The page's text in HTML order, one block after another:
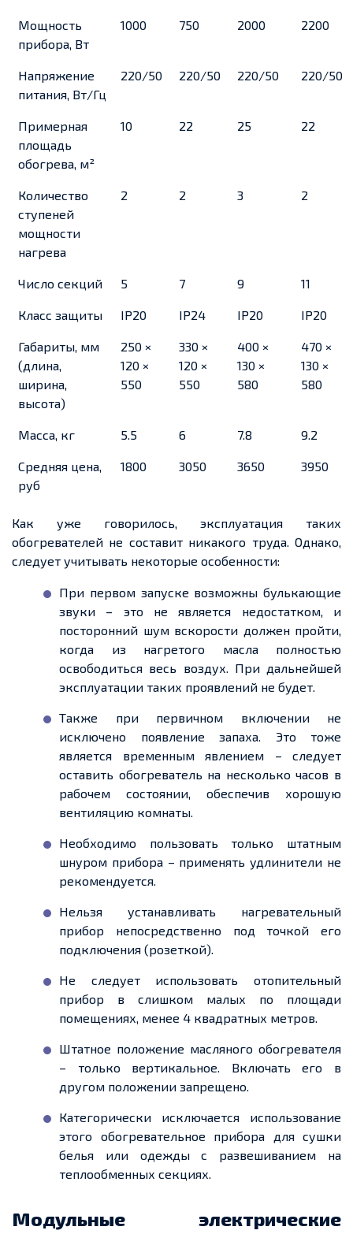
Мощность
прибора, Вт
1000 750 2000 2200
Напряжение
питания, Вт/Гц
220/50 220/50 220/50 220/50
Примерная
площадь
обогрева, м²
10 22 25 22
Количество
ступеней
мощности
нагрева
2 2 3 2
Число секций 5 7 9 11
Класс защиты IP20 IP24 IP20 IP20
Габариты, мм
(длина,
ширина,
высота)
250 ×
120 ×
550
330 ×
120 ×
550
400 ×
130 ×
580
470 ×
130 ×
580
Масса, кг 5.5 6 7.8 9.2
Средняя цена,
руб
1800 3050 3650 3950
Как уже говорилось, эксплуатация таких
обогревателей не составит никакого труда. Однако,
следует учитывать некоторые особенности:
При первом запуске возможны булькающие
звуки – это не является недостатком, и
посторонний шум вскорости должен пройти,
когда из нагретого масла полностью
освободиться весь воздух. При дальнейшей
эксплуатации таких проявлений не будет.
Также при первичном включении не
исключено появление запаха. Это тоже
является временным явлением – следует
оставить обогреватель на несколько часов в
рабочем состоянии, обеспечив хорошую
вентиляцию комнаты.
Необходимо пользовать только штатным
шнуром прибора – применять удлинители не
рекомендуется.
Нельзя устанавливать нагревательный
прибор непосредственно под точкой его
подключения (розеткой).
Не следует использовать отопительный
прибор в слишком малых по площади
помещениях, менее 4 квадратных метров.
Штатное положение масляного обогревателя
– только вертикальное. Включать его в
другом положении запрещено.
Категорически исключается использование
этого обогревательное прибора для сушки
белья или одежды с развешиванием на
теплообменных секциях.
Модульные электрические